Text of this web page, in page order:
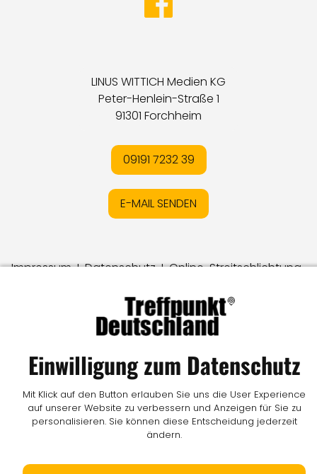
LINUS WITTICH Medien KG
Peter-Henlein-Straße 1
91301 Forchheim
09191 7232 39
E-MAIL SENDEN
ImpressumIDatenschutzIOnline-Streitschlichtung
© LW Medien GmbH
Einwilligung zum Datenschutz
Mit Klick auf den Button erlauben Sie uns die User Experience
auf unserer Website zu verbessern und Anzeigen für Sie zu
personalisieren. Sie können diese Entscheidung jederzeit
ändern.